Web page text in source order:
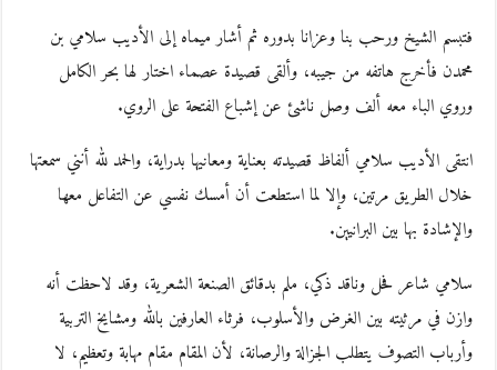
فتبسم الشيخ ورحب بنا وعزانا بدوره ثم أشار ميماه إلى الأديب سلامي بن
محمدن فأخرج هاتفه من جيبه، وألقى قصيدة عصماء اختار لها بحر الكامل
وروي الباء معه ألف وصل ناشئ عن إشباع الفتحة على الروي.
انتقى الأديب سلامي ألفاظ قصيدته بعناية ومعانيها بدراية، والحمد لله أنني سمعتها
خلال الطريق مرتين، وإلا لما استطعت أن أمسك نفسي عن التفاعل معها
والإشادة بها بين البرانيين.
سلامي شاعر فحل وناقد ذكي، ملم بدقائق الصنعة الشعرية، وقد لاحظت أنه
وازن في مرثيته بين الغرض والأسلوب، فرثاء العارفين بالله ومشايخ التربية
وأرباب التصوف يتطلب الجزالة والرصانة، لأن المقام مقام مهابة وتعظيم، لا